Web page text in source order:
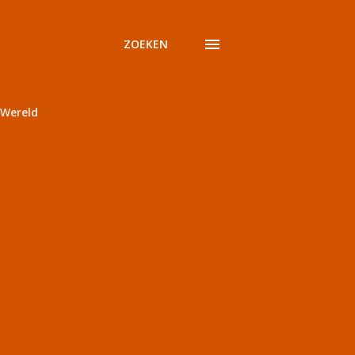
ZOEKEN